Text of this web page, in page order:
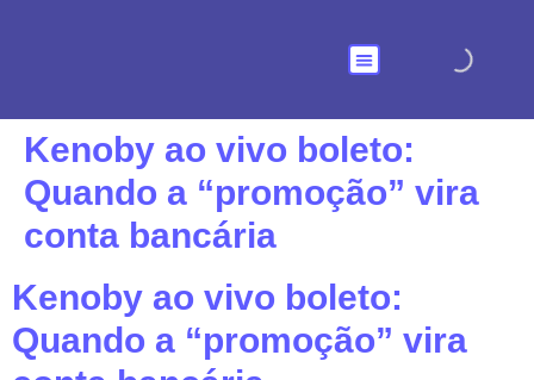
Kenoby ao vivo boleto:
Quando a “promoção” vira
conta bancária
Kenoby ao vivo boleto:
Quando a “promoção” vira